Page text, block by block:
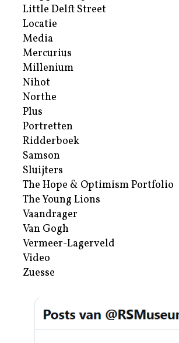
Little Delft Street
Locatie
Media
Mercurius
Millenium
Nihot
Northe
Plus
Portretten
Ridderboek
Samson
Sluijters
The Hope & Optimism Portfolio
The Young Lions
Vaandrager
Van Gogh
Vermeer-Lagerveld
Video
Zuesse